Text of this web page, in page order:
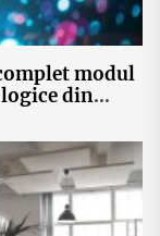
modul
din